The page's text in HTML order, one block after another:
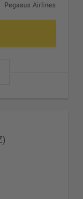
Pegasus Airlines